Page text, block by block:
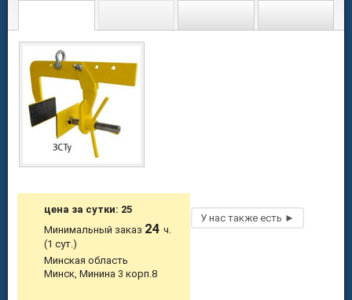
цена за сутки: 25
Минимальный заказ 24ч.
(1 сут.)
Минская область
Минск, Минина 3 корп.8